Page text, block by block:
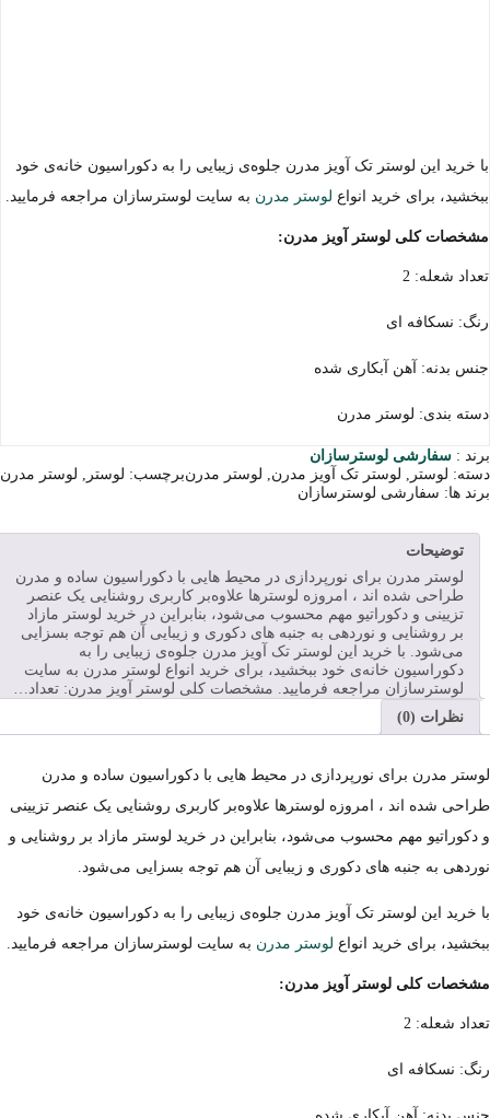
با خرید این لوستر تک آویز مدرن جلوه‌ی زیبایی را به دکوراسیون خانه‌ی خود
ببخشید، برای خرید انواع لوستر مدرن به سایت لوسترسازان مراجعه فرمایید.
مشخصات کلی لوستر آویز مدرن:
تعداد شعله: 2
رنگ: نسکافه ای
جنس بدنه: آهن آبکاری شده
دسته بندی: لوستر مدرن
برند : سفارشی لوسترسازان
دسته: لوستر , لوستر تک آویز مدرن, لوستر مدرنبرچسب: لوستر , لوستر مدرن
برند ها: سفارشی لوسترسازان
توضیحات
لوستر مدرن برای نورپردازی در محیط هایی با دکوراسیون ساده و مدرن
طراحی شده اند ، امروزه لوسترها علاوه‌بر کاربری روشنایی یک عنصر
تزیینی و دکوراتیو مهم محسوب می‌شود، بنابراین در خرید لوستر مازاد
بر روشنایی و نوردهی به جنبه های دکوری و زیبایی آن هم توجه بسزایی
می‌شود. با خرید این لوستر تک آویز مدرن جلوه‌ی زیبایی را به
دکوراسیون خانه‌ی خود ببخشید، برای خرید انواع لوستر مدرن به سایت
لوسترسازان مراجعه فرمایید. مشخصات کلی لوستر آویز مدرن: تعداد…
نظرات (0)
لوستر مدرن برای نورپردازی در محیط هایی با دکوراسیون ساده و مدرن
طراحی شده اند ، امروزه لوسترها علاوه‌بر کاربری روشنایی یک عنصر تزیینی
و دکوراتیو مهم محسوب می‌شود، بنابراین در خرید لوستر مازاد بر روشنایی و
نوردهی به جنبه های دکوری و زیبایی آن هم توجه بسزایی می‌شود.
با خرید این لوستر تک آویز مدرن جلوه‌ی زیبایی را به دکوراسیون خانه‌ی خود
ببخشید، برای خرید انواع لوستر مدرن به سایت لوسترسازان مراجعه فرمایید.
مشخصات کلی لوستر آویز مدرن:
تعداد شعله: 2
رنگ: نسکافه ای